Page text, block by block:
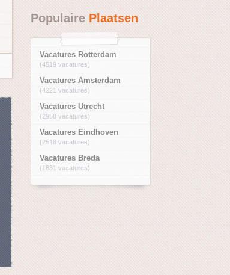
Populaire Plaatsen
Vacatures Rotterdam
(4519 vacatures)
Vacatures Amsterdam
(4221 vacatures)
Vacatures Utrecht
(2958 vacatures)
Vacatures Eindhoven
(2518 vacatures)
Vacatures Breda
(1831 vacatures)